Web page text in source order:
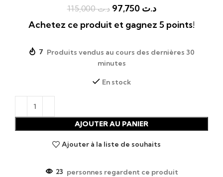
د.ت115,000 د.ت 97,750
Achetez ce produit et gagnez 5 points!
7 Produits vendus au cours des dernières 30
minutes
En stock
AJOUTER AU PANIER
Ajouter à la liste de souhaits
23 personnes regardent ce produit